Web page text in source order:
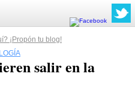
¡Propón tu blog!
salir en la